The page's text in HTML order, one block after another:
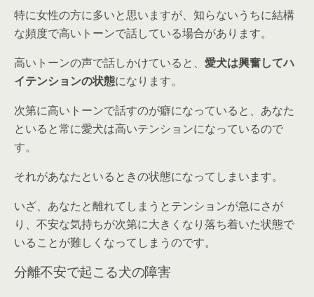
特に女性の方に多いと思いますが、知らないうちに結構
な頻度で高いトーンで話している場合があります。
高いトーンの声で話しかけていると、 愛犬は興奮してハ
イテンションの状態になります。
次第に高いトーンで話すのが癖になっていると、あなた
といると常に愛犬は高いテンションになっているので
す。
それがあなたといるときの状態になってしまいます。
いざ、あなたと離れてしまうとテンションが急にさが
り 、不安な気持ちが次第に大きくなり落ち着いた状態で
いることが難しくなってしまうのです。
分離不安で起こる犬の障害